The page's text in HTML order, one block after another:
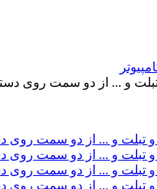
تبلت و ... از دو سمت روی